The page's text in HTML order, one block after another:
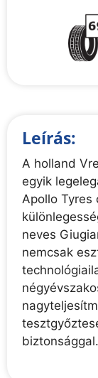
Leírás:
A holland
egyik
Apollo Tyres
neves
nemcsak
biztonsággal.